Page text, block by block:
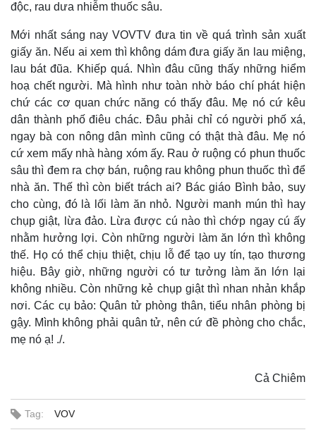
Kinh tế
Bất động sản
Khởi nghiệp
Thị trường
Giá vàng
Tiêu dùng
Tỷ giá
Chứng khoán
Giá cà phê
độc, rau dưa nhiễm thuốc sâu.
Mới nhất sáng nay VOVTV đưa tin về quá trình sản xuất
giấy ăn. Nếu ai xem thì không dám đưa giấy ăn lau miệng,
lau bát đũa. Khiếp quá. Nhìn đâu cũng thấy những hiểm
hoạ chết người. Mà hình như toàn nhờ báo chí phát hiện
chứ các cơ quan chức năng có thấy đâu. Mẹ nó cứ kêu
dân thành phố điêu chác. Đâu phải chỉ có người phố xá,
ngay bà con nông dân mình cũng có thật thà đâu. Mẹ nó
cứ xem mấy nhà hàng xóm ấy. Rau ở ruộng có phun thuốc
sâu thì đem ra chợ bán, ruộng rau không phun thuốc thì để
nhà ăn. Thế thì còn biết trách ai? Bác giáo Bình bảo, suy
cho cùng, đó là lối làm ăn nhỏ. Người manh mún thì hay
chụp giật, lừa đảo. Lừa được cú nào thì chớp ngay cú ấy
nhằm hưởng lợi. Còn những người làm ăn lớn thì không
thế. Họ có thể chịu thiệt, chịu lỗ để tạo uy tín, tạo thương
hiệu. Bây giờ, những người có tư tưởng làm ăn lớn lại
không nhiều. Còn những kẻ chụp giật thì nhan nhản khắp
nơi. Các cụ bảo: Quân tử phòng thân, tiểu nhân phòng bị
gậy. Mình không phải quân tử, nên cứ đề phòng cho chắc,
mẹ nó ạ! ./.
Cả Chiêm
Tag: VOV